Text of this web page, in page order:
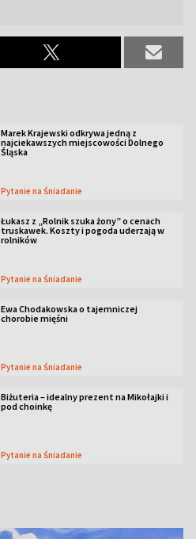
Marek Krajewski odkrywa jedną z
najciekawszych miejscowości Dolnego
Śląska
Pytanie na Śniadanie
Łukasz z „Rolnik szuka żony” o cenach
truskawek. Koszty i pogoda uderzają w
rolników
Pytanie na Śniadanie
Ewa Chodakowska o tajemniczej
chorobie mięśni
Pytanie na Śniadanie
Biżuteria – idealny prezent na Mikołajki i
pod choinkę
Pytanie na Śniadanie